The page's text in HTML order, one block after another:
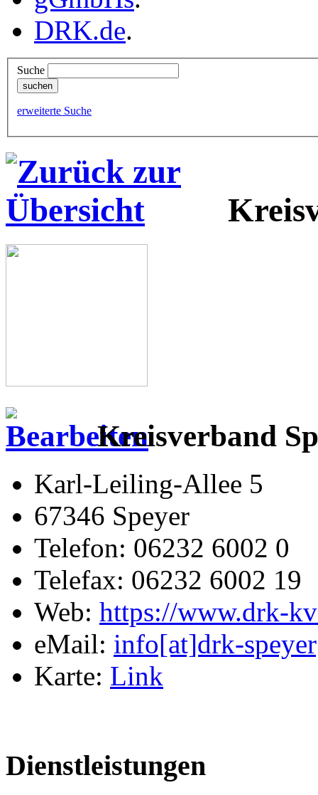
DRK.de.
Suche
erweiterte Suche
Kreisverband
Karl-Leiling-Allee 5
67346 Speyer
Telefon: 06232 6002 0
Telefax: 06232 6002 19
Web: https://www.drk-
eMail: info[at]drk-
Karte: Link
Dienstleistungen